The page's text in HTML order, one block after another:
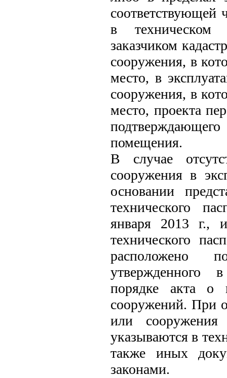
соответствующей
в техническом
заказчиком
сооружения, в
место, в
сооружения, в
место, проекта
помещения.
В случае
сооружения в
основании
технического
января 2013 г.,
технического
расположено
утвержденного
порядке акта о
сооружений. При
или
указываются в
также иных
законами.